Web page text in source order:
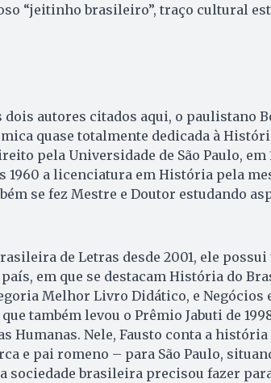
“jeitinho brasileiro”, traço cultural
autores citados aqui, o paulistano
quase totalmente dedicada à
pela Universidade de São Paulo, em
1960 a licenciatura em História pela
se fez Mestre e Doutor estudando
de Letras desde 2001, ele possui
em que se destacam História do
Melhor Livro Didático, e Negócios
também levou o Prêmio Jabuti de
Humanas. Nele, Fausto conta a
e pai romeno – para São Paulo,
sociedade brasileira precisou fazer